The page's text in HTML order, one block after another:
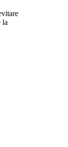
la